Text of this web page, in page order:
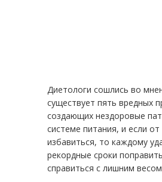
Диетологи сошлись во
существует пять вредных
создающих нездоровые
системе питания, и если от
избавиться, то каждому
рекордные сроки
справиться с лишним